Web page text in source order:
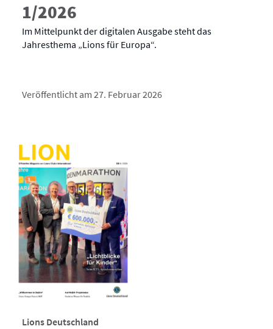
1/2026
Im Mittelpunkt der digitalen Ausgabe steht das
Jahresthema „Lions für Europa“.
Veröffentlicht am 27. Februar 2026
Lions Deutschland